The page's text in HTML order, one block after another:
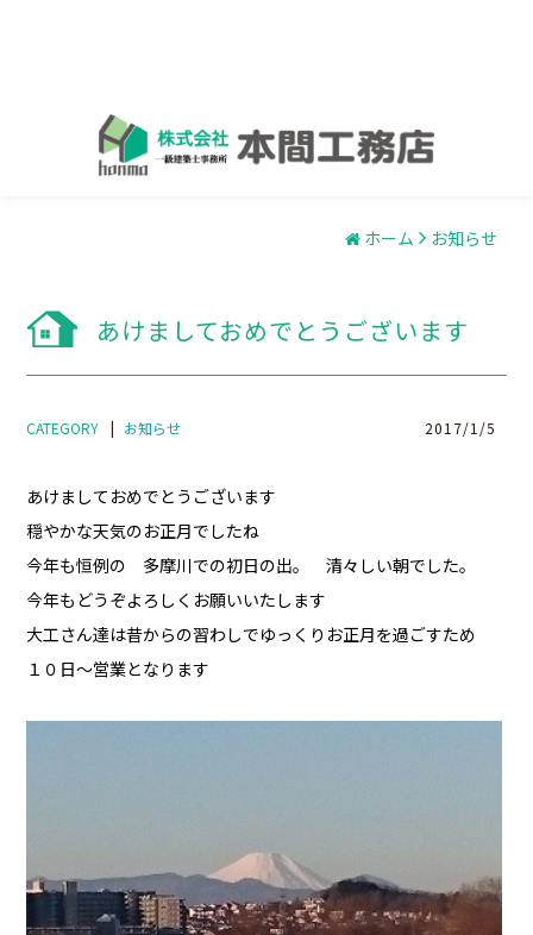
ホーム お知らせ
あけましておめでとうございます
2017/1/5
CATEGORY | お知らせ
あけましておめでとうございます
穏やかな天気のお正月でしたね
今年も恒例の 多摩川での初日の出。 清々しい朝でした。
今年もどうぞよろしくお願いいたします
大工さん達は昔からの習わしでゆっくりお正月を過ごすため
１０日～営業となります